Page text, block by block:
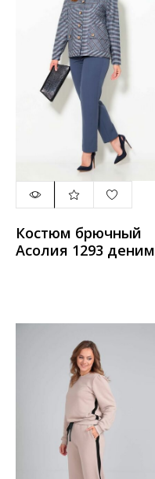
Костюм брючный
Асолия 1293 деним